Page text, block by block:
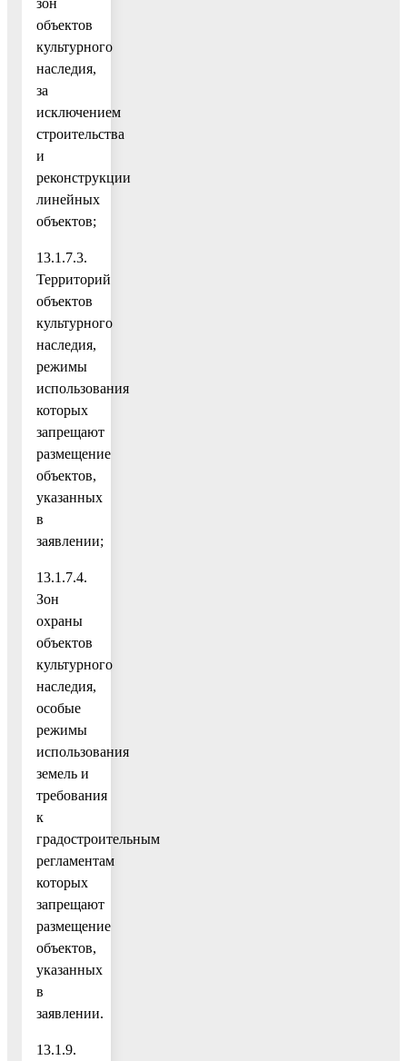
объектов
культурного
наследия,
за
исключением
строительства
и
реконструкции
линейных
объектов;
13.1.7.3.
Территорий
объектов
культурного
наследия,
режимы
использования
которых
запрещают
размещение
объектов,
указанных
в
заявлении;
13.1.7.4.
Зон
охраны
объектов
культурного
наследия,
особые
режимы
использования
земель и
требования
к
градостроительным
регламентам
которых
запрещают
размещение
объектов,
указанных
в
заявлении.
13.1.9.